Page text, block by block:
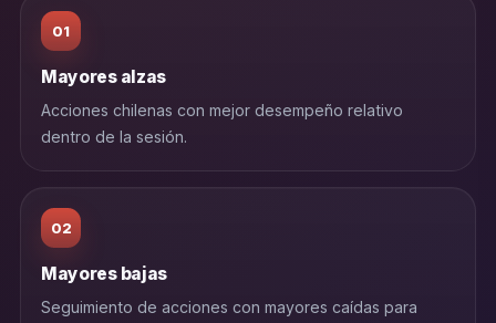
01
Mayores alzas
Acciones chilenas con mejor desempeño relativo
dentro de la sesión.
02
Mayores bajas
Seguimiento de acciones con mayores caídas para